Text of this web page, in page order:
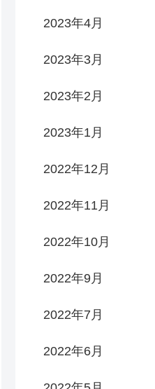
2023年4月
2023年3月
2023年2月
2023年1月
2022年12月
2022年11月
2022年10月
2022年9月
2022年7月
2022年6月